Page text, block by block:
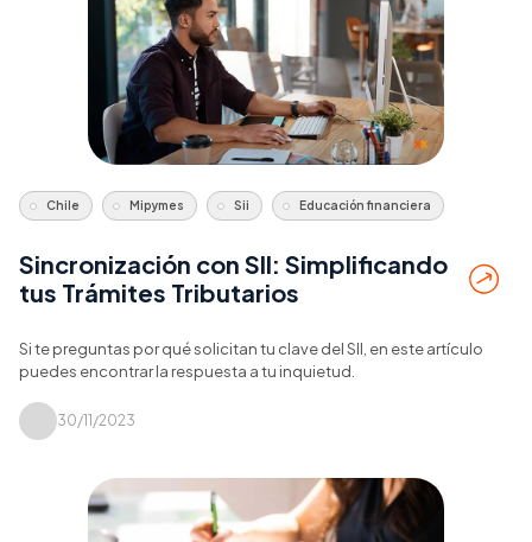
Chile Mipymes Sii Educación financiera
Sincronización con SII: Simplificando
tus Trámites Tributarios
Si te preguntas por qué solicitan tu clave del SII, en este artículo
puedes encontrar la respuesta a tu inquietud.
30/11/2023